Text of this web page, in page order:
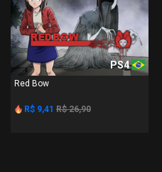
PS4
Red Bow
R$ 9,41 R$ 26,90